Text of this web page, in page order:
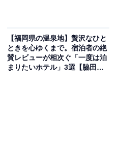
ての客室に温泉露天風呂を
で箱根の自然を満粋できる
に癒される「車沢の湯」
できます。食事は五感で
理が評判です。
【福岡県の温泉地】贅沢なひと
ときを心ゆくまで。宿泊者の絶
賛レビューが相次ぐ「一度は泊
まりたいホテル」3選【脇田温